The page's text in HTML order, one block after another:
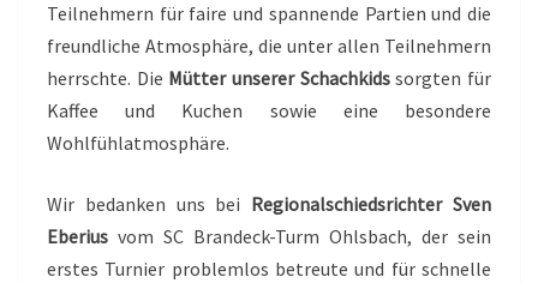
Teilnehmern für faire und spannende Partien und die
freundliche Atmosphäre, die unter allen Teilnehmern
herrschte. Die Mütter unserer Schachkidssorgten für
Kaffee und Kuchen sowie eine besondere
Wohlfühlatmosphäre.
Wir bedanken uns bei Regionalschiedsrichter Sven
Eberius vom SC Brandeck-Turm Ohlsbach, der sein
erstes Turnier problemlos betreute und für schnelle